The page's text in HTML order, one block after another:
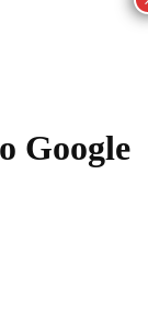
Google